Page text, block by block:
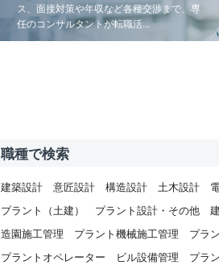
ス、面接対策や年収など各種交渉まで、専
任のコンサルタントが転職活...
職種で検索
建築設計 意匠設計 構造設計 土木設計
プラント（土建）
プラント設計・その他
造園施工管理
プラント機械施工管理 プラ
プラントオペレーター
ビル設備管理 プラ